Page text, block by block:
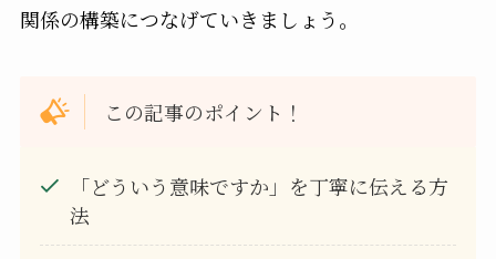
関係の構築につなげていきましょう。
この記事のポイント！
「どういう意味ですか」を丁寧に伝える方
法